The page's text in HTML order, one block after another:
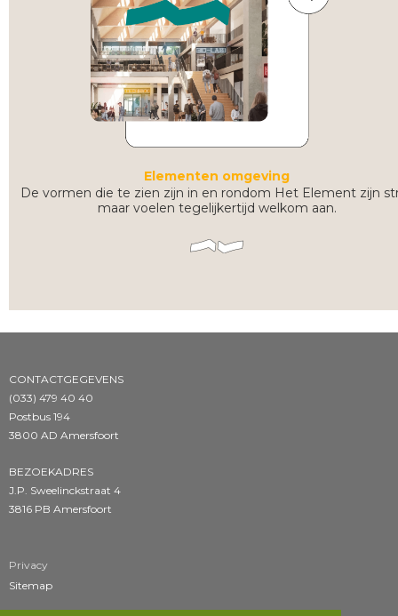
Elementen omgeving
De vormen die te zien zijn in en rondom Het Element zijn
maar voelen tegelijkertijd welkom aan.
CONTACTGEGEVENS
(033) 479 40 40
Postbus 194
3800 AD Amersfoort
BEZOEKADRES
J.P. Sweelinckstraat 4
3816 PB Amersfoort
Privacy
Sitemap